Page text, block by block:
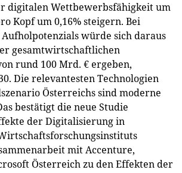
digitalen Wettbewerbsfähigkeit um
Kopf um 0,16% steigern. Bei
würde sich daraus
gesamtwirtschaftlichen
rund 100 Mrd. € ergeben,
Die relevantesten Technologien
Österreichs sind moderne
bestätigt die neue Studie
der Digitalisierung in
mit Accenture,
Österreich zu den Effekten der